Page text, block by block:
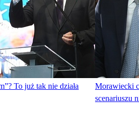
To już tak nie działa
Morawiecki
scenariuszu